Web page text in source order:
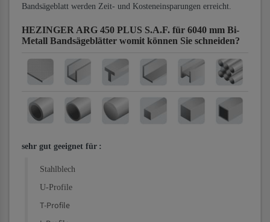
Bandsägeblatt werden Zeit- und Kosteneinsparungen erreicht.
HEZINGER ARG 450 PLUS S.A.F. für 6040 mm Bi-
Metall Bandsägeblätter womit können Sie schneiden?
sehr gut geeignet für :
Stahlblech
U-Profile
T-Profile